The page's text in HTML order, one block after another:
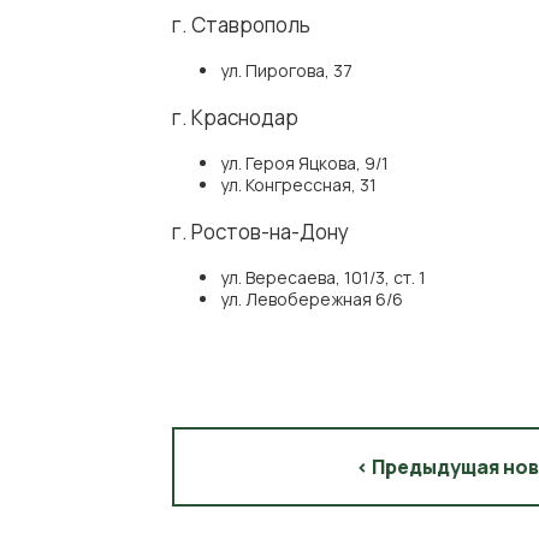
г. Ставрополь
ул. Пирогова, 37
г. Краснодар
ул. Героя Яцкова, 9/1
ул. Конгрессная, 31
г. Ростов-на-Дону
ул. Вересаева, 101/3, ст. 1
ул. Левобережная 6/6
< Предыдущая